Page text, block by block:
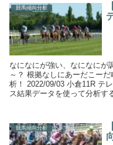
競馬傾向分析
なになにが強い、なになにが
～？ 根拠なしにあーだこー
析！ 2022/09/03 小倉11R テ
ス結果データを使って分析す
競馬傾向分析